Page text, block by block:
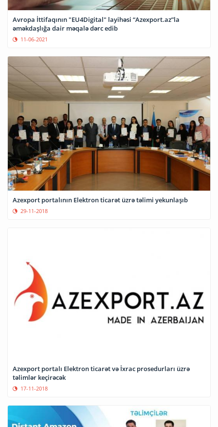
Avropa İttifaqının "EU4Digital" layihəsi “Azexport.az”la
əməkdaşlığa dair məqalə dərc edib
11-06-2021
Azexport portalının Elektron ticarət üzrə təlimi yekunlaşıb
29-11-2018
Azexport portalı Elektron ticarət və İxrac prosedurları üzrə
təlimlər keçirəcək
17-11-2018